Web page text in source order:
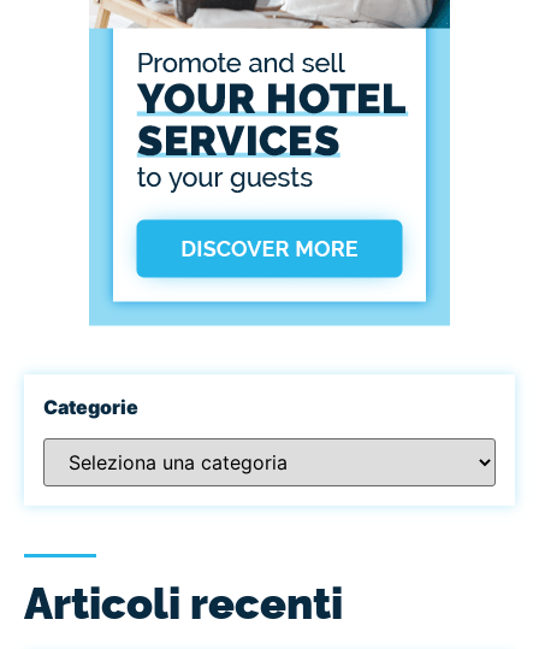
Categorie
Articoli recenti